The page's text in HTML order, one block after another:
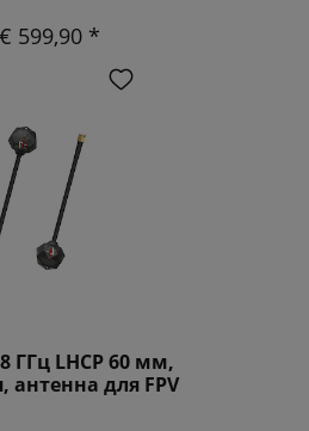
€ 599,90 *
ГГц LHCP 60 мм,
антенна для FPV